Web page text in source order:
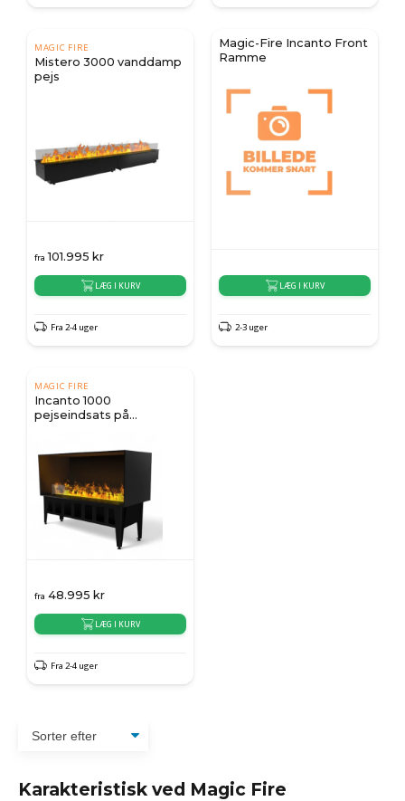
MAGIC FIRE
Mistero 3000 vanddamp
pejs
fra 101.995 kr
LÆG I KURV
Fra 2-4 uger
Magic-Fire Incanto Front
Ramme
LÆG I KURV
2-3 uger
MAGIC FIRE
Incanto 1000
pejseindsats på
fra 48.995 kr
LÆG I KURV
Fra 2-4 uger
Karakteristisk ved Magic Fire